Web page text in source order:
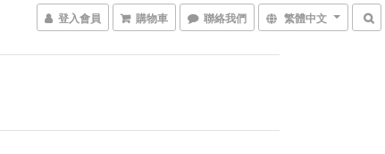
登入會員 購物車 聯絡我們 繁體中文